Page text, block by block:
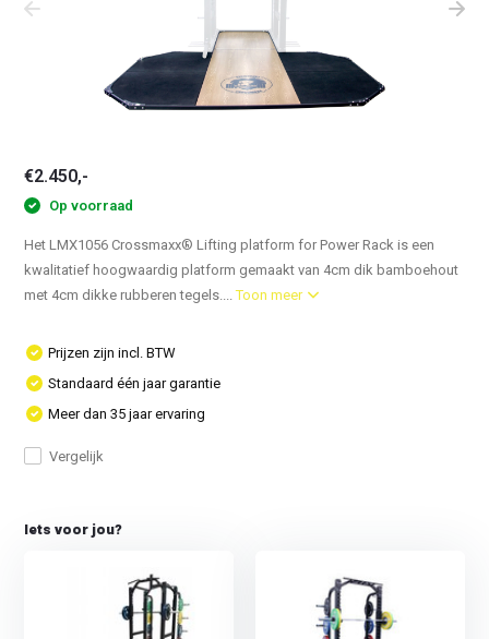
€2.450,-
Op voorraad
Het LMX1056 Crossmaxx® Lifting platform for Power Rack is een
kwalitatief hoogwaardig platform gemaakt van 4cm dik bamboehout
met 4cm dikke rubberen tegels....Toon meer
Prijzen zijn incl. BTW
Standaard één jaar garantie
Meer dan 35 jaar ervaring
Vergelijk
Iets voor jou?